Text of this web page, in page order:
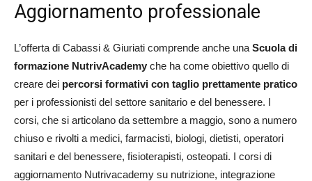
Aggiornamento professionale
L’offerta di Cabassi & Giuriati comprende anche una Scuola di
formazione NutrivAcademy che ha come obiettivo quello di
creare dei percorsi formativi con taglio prettamente pratico
per i professionisti del settore sanitario e del benessere. I
corsi, che si articolano da settembre a maggio, sono a numero
chiuso e rivolti a medici, farmacisti, biologi, dietisti, operatori
sanitari e del benessere, fisioterapisti, osteopati. I corsi di
aggiornamento Nutrivacademy su nutrizione, integrazione